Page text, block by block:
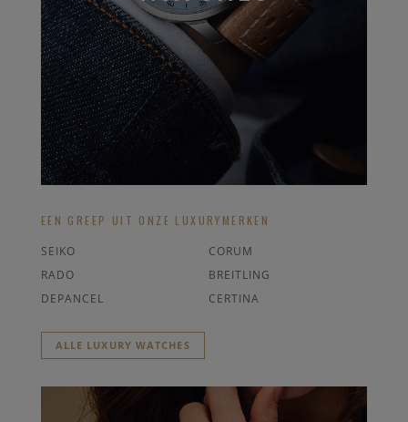
EEN GREEP UIT ONZE LUXURYMERKEN
SEIKO
CORUM
RADO
BREITLING
DEPANCEL
CERTINA
ALLE LUXURY WATCHES